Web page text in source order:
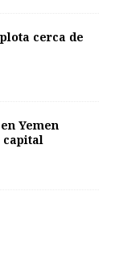
cerca de
Yemen
capital